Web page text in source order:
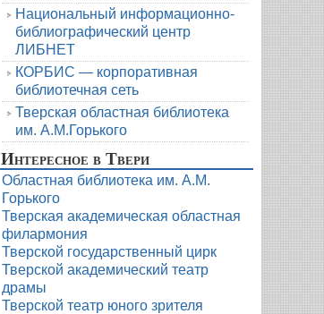
Национальный информационно-
библиографический центр
ЛИБНЕТ
КОРБИС — корпоративная
библиотечная сеть
Тверская областная библиотека
им. А.М.Горького
Интересное в Твери
Областная библиотека им. А.М.
Горького
Тверская академическая областная
филармония
Тверской государственный цирк
Тверской академический театр
драмы
Тверской театр юного зрителя